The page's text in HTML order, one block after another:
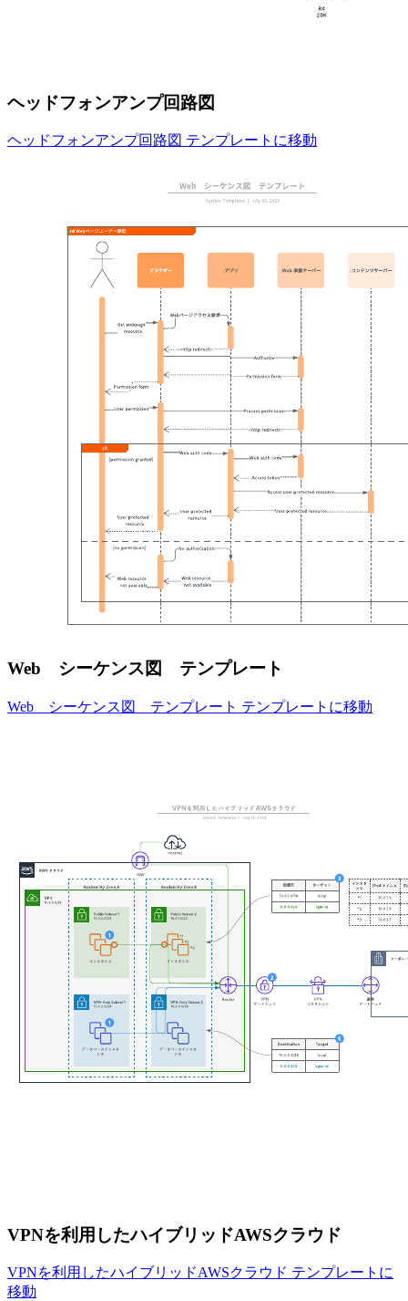
ヘッドフォンアンプ回路図
ヘッドフォンアンプ回路図 テンプレートに移動
Web シーケンス図 テンプレート
Web シーケンス図 テンプレート テンプレートに移動
VPNを利用したハイブリッドAWSクラウド
VPNを利用したハイブリッドAWSクラウド テンプレートに
移動